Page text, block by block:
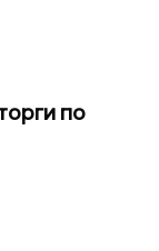
по